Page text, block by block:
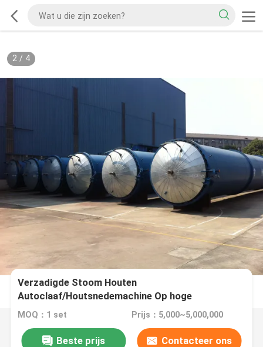
2/ 4
Verzadigde Stoom Houten
Autoclaaf/Houtsnedemachine Op hoge
temperatuur
MOQ：1 set Prijs：5,000~5,000,000
Beste prijs Contacteer ons